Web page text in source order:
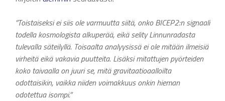
”Toistaiseksi ei siis ole varmuutta siitä, onko BICEP2:n signaali
todella kosmologista alkuperää, eikä selity Linnunradasta
tulevalla säteilyllä. Toisaalta analyysissä ei ole mitään ilmeisiä
virheitä eikä vakavia puutteita. Lisäksi mitattujen pyörteiden
koko taivaalla on juuri se, mitä gravitaatioaalloilta
odottaisikin, vaikka niiden voimakkuus onkin hieman
odotettua isompi.”